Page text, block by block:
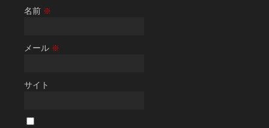
名前 ※
メール ※
サイト